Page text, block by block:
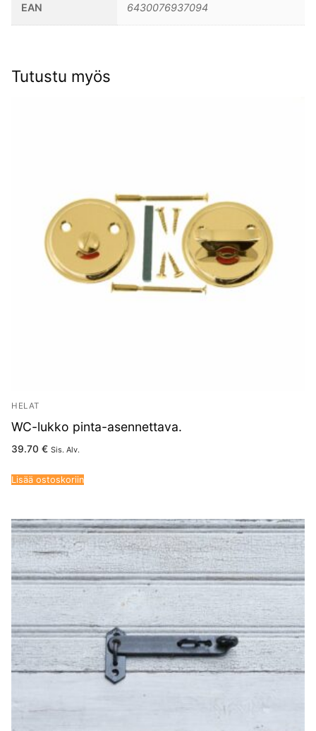
EAN 6430076937094
Tutustu myös
HELAT
WC-lukko pinta-asennettava.
39.70 € Sis. Alv.
Lisää ostoskoriin